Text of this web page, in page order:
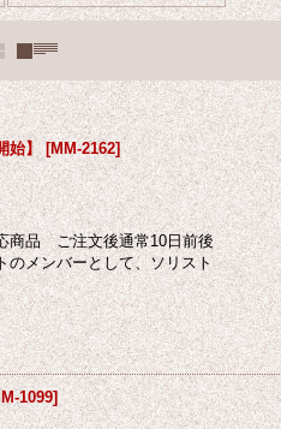
始】 [MM-2162]
商品 ご注文後通常10日前後
メンバーとして、ソリスト
1099]